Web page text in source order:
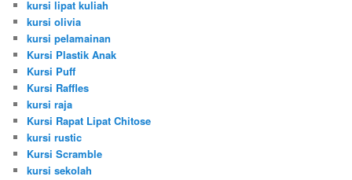
kursi lipat kuliah
kursi olivia
kursi pelamainan
Kursi Plastik Anak
Kursi Puff
Kursi Raffles
kursi raja
Kursi Rapat Lipat Chitose
kursi rustic
Kursi Scramble
kursi sekolah